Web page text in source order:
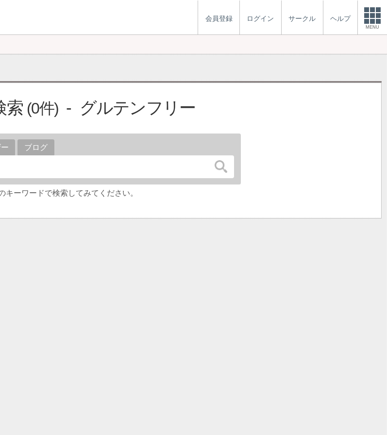
会員登録 ログイン サークル ヘルプ
MENU
索 0 グルテンフリー
ブログ
キーワードで検索してみてください。